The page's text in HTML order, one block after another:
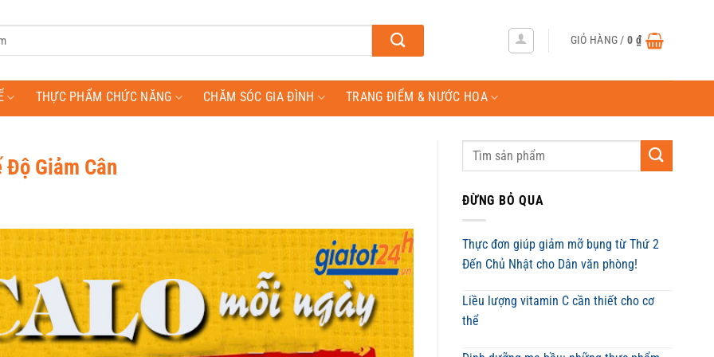
GIỎ HÀNG /0 ₫
THỰC PHẨM CHỨC NĂNG CHĂM SÓC GIA ĐÌNH TRANG ĐIỂM & NƯỚC HOA
Độ Giảm Cân
ĐỪNG BỎ QUA
Thực đơn giúp giảm mỡ bụng từ Thứ 2
Đến Chủ Nhật cho Dân văn phòng!
Liều lượng vitamin C cần thiết cho cơ
thể